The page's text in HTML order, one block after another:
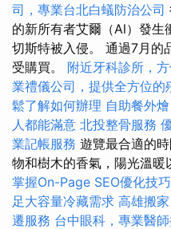
司，專業台北白蟻防治公司
的新所有者艾爾（Al）發生
切斯特被入侵。 通過7月的
受購買。 附近牙科診所，
業禮儀公司，提供全方位的
鬆了解如何辦理 自助餐外
人都能滿意 北投整骨服務
業記帳服務 遊覽最合適的
物和樹木的香氣，陽光溫暖
掌握On-Page SEO優化技巧
足大容量冷藏需求 高雄搬
遷服務 台中眼科，專業醫